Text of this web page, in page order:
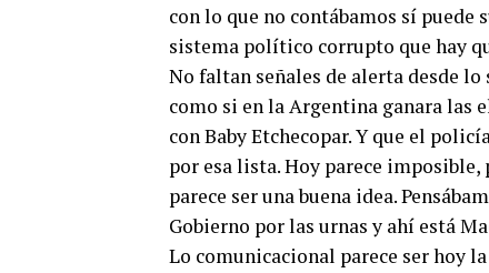
con lo que no contábamos sí puede
sistema político corrupto que hay
No faltan señales de alerta desde
como si en la Argentina ganara las
con Baby Etchecopar. Y que el
por esa lista. Hoy parece imposible,
parece ser una buena idea.
Gobierno por las urnas y ahí está
Lo comunicacional parece ser hoy